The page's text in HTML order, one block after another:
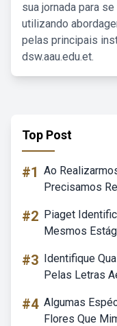
sua jornada para
utilizando
pelas principais
dsw.aau.edu.et.
Top Post
#1 Ao
Precisamos
#2 Piaget
Mesmos
#3 Identifique
Pelas Letras
#4 Algumas
Flores Que